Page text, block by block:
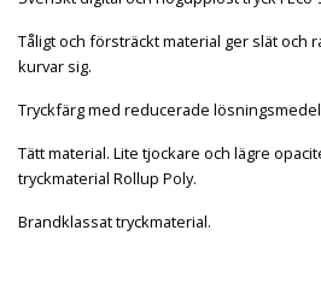
Tåligt och försträckt material ger slät och
kurvar sig.
Tryckfärg med reducerade
Tätt material. Lite tjockare och lägre
tryckmaterial Rollup Poly.
Brandklassat tryckmaterial.